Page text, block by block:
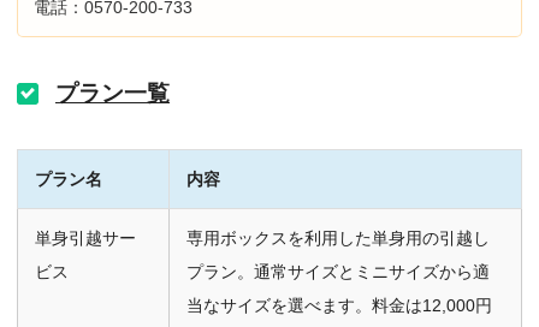
電話：0570-200-733
プラン一覧
プラン名 内容
単身引越サー
ビス
専用ボックスを利用した単身用の引越し
プラン。通常サイズとミニサイズから適
当なサイズを選べます。料金は12,000円